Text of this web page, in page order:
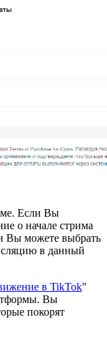
Если Вы
о начале стрима
Вы можете выбрать
в данный
в TikTok"
Вы
покорят